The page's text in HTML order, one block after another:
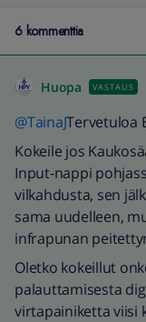
6 kommenttia
Huopa VASTAUS
@TainaJTervetuloa
Kokeile jos
Input-nappi
vilkahdusta, sen
sama uudelleen,
infrapunan
Oletko kokeillut
palauttamisesta
virtapainiketta viisi